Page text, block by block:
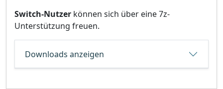
Switch-Nutzer können sich über eine 7z-
Unterstützung freuen.
Downloads anzeigen